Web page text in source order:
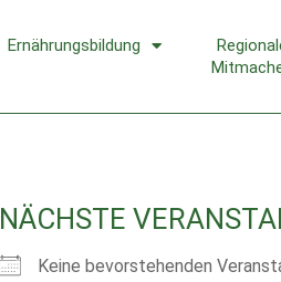
Ernährungsbildung
NÄCHSTE
Keine bevorstehenden